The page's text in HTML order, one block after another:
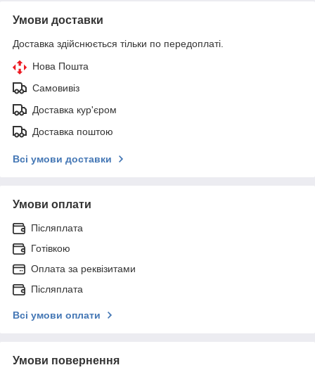
Умови доставки
Доставка здійснюється тільки по передоплаті.
Нова Пошта
Самовивіз
Доставка кур'єром
Доставка поштою
Всі умови доставки
Умови оплати
Післяплата
Готівкою
Оплата за реквізитами
Післяплата
Всі умови оплати
Умови повернення